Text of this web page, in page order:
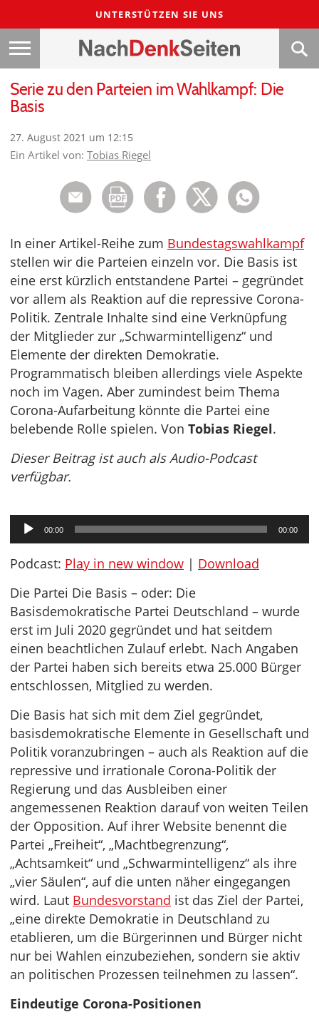
UNTERSTÜTZEN SIE UNS
Serie zu den Parteien im Wahlkampf: Die
Basis
27. August 2021 um 12:15
Ein Artikel von: Tobias Riegel
In einer Artikel-Reihe zum Bundestagswahlkampf
stellen wir die Parteien einzeln vor. Die Basis ist
eine erst kürzlich entstandene Partei – gegründet
vor allem als Reaktion auf die repressive Corona-
Politik. Zentrale Inhalte sind eine Verknüpfung
der Mitglieder zur „Schwarmintelligenz“ und
Elemente der direkten Demokratie.
Programmatisch bleiben allerdings viele Aspekte
noch im Vagen. Aber zumindest beim Thema
Corona-Aufarbeitung könnte die Partei eine
belebende Rolle spielen. Von Tobias Riegel.
Dieser Beitrag ist auch als Audio-Podcast
verfügbar.
Audio-
Player
00:00 00:00
Podcast: Play in new window | Download
Die Partei Die Basis – oder: Die
Basisdemokratische Partei Deutschland – wurde
erst im Juli 2020 gegründet und hat seitdem
einen beachtlichen Zulauf erlebt. Nach Angaben
der Partei haben sich bereits etwa 25.000 Bürger
entschlossen, Mitglied zu werden.
Die Basis hat sich mit dem Ziel gegründet,
basisdemokratische Elemente in Gesellschaft und
Politik voranzubringen – auch als Reaktion auf die
repressive und irrationale Corona-Politik der
Regierung und das Ausbleiben einer
angemessenen Reaktion darauf von weiten Teilen
der Opposition. Auf ihrer Website benennt die
Partei „Freiheit“, „Machtbegrenzung“,
„Achtsamkeit“ und „Schwarmintelligenz“ als ihre
„vier Säulen“, auf die unten näher eingegangen
wird. Laut Bundesvorstand ist das Ziel der Partei,
„eine direkte Demokratie in Deutschland zu
etablieren, um die Bürgerinnen und Bürger nicht
nur bei Wahlen einzubeziehen, sondern sie aktiv
an politischen Prozessen teilnehmen zu lassen“.
Eindeutige Corona-Positionen